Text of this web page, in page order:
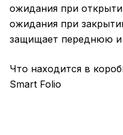
ожидания при
ожидания при
защищает переднюю и
Что находится в
Smart Folio